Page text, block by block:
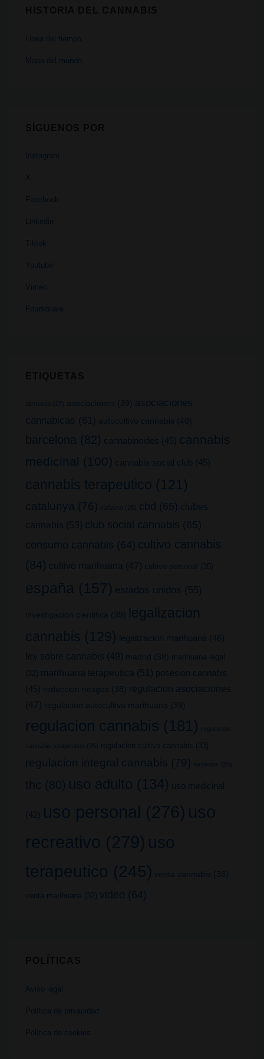
Linea del tiempo
Mapa del mundo
Instagram
X
Facebook
Linkedin
Tiktok
Youtube
Vimeo
Foursquare
alemania (27) asociaciones (39)
asociaciones
cannabicas (61) autocultivo cannabis (40)
barcelona (82) cannabinoides (45) cannabis
medicinal (100) cannabis social club (45)
cannabis terapeutico (121)
catalunya (76) cañamo (26) cbd (65) clubes
cannabis (53) club social cannabis (65)
consumo cannabis (64) cultivo cannabis
(84) cultivo marihuana (47) cultivo personal (35)
españa (157) estados unidos (55)
investigacion cientifica (39)
legalizacion
cannabis (129) legalizacion marihuana (46)
ley sobre cannabis (49) madrid (38)
marihuana legal
(32)
marihuana terapeutica (51) posesion cannabis
(45) reduccion riesgos (38)
regulacion asociaciones
(47) regulacion autocultivo marihuana (39)
regulacion cannabis (181) regulacion
cannabis terapeutico (25) regulacion cultivo cannabis (33)
regulacion integral cannabis (79) terpenos (25)
thc (80) uso adulto (134) uso medicinal
(42) uso personal (276) uso
recreativo (279) uso
terapeutico (245) venta cannabis (38)
venta marihuana (32) video (64)
Aviso legal
Política de privacidad
Política de cookies